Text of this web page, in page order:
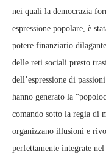
nei quali la democrazia
espressione popolare, è
potere finanziario
delle reti sociali presto
dell’espressione di
hanno generato la
comando sotto la regia di
organizzano illusioni e
perfettamente integrate